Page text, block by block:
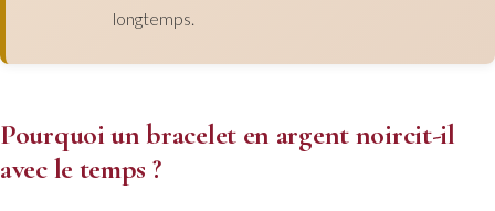
longtemps.
Pourquoi un bracelet en argent noircit-il
avec le temps ?